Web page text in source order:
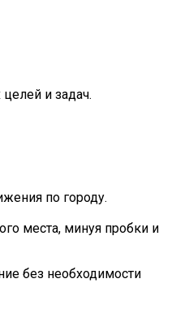
и задач.
по городу.
места, минуя пробки и
без необходимости